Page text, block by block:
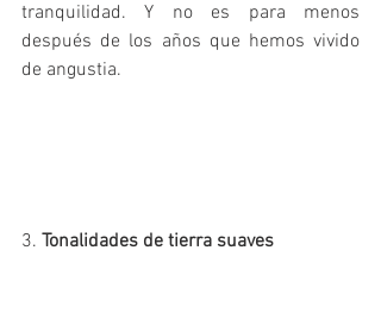
tranquilidad. Y no es para menos
después de los años que hemos vivido
de angustia.
3. Tonalidades de tierra suaves